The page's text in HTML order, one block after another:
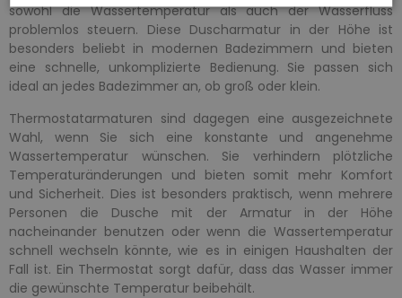
sowohl die Wassertemperatur als auch der Wasserfluss
problemlos steuern. Diese Duscharmatur in der Höhe ist
besonders beliebt in modernen Badezimmern und bieten
eine schnelle, unkomplizierte Bedienung. Sie passen sich
ideal an jedes Badezimmer an, ob groß oder klein.
Thermostatarmaturen sind dagegen eine ausgezeichnete
Wahl, wenn Sie sich eine konstante und angenehme
Wassertemperatur wünschen. Sie verhindern plötzliche
Temperaturänderungen und bieten somit mehr Komfort
und Sicherheit. Dies ist besonders praktisch, wenn mehrere
Personen die Dusche mit der Armatur in der Höhe
nacheinander benutzen oder wenn die Wassertemperatur
schnell wechseln könnte, wie es in einigen Haushalten der
Fall ist. Ein Thermostat sorgt dafür, dass das Wasser immer
die gewünschte Temperatur beibehält.